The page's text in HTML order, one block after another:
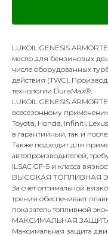
LUKOIL GENESIS
масло для бензиновых
числе оборудованных
действия (TWC).
технологии DuraMax®.
LUKOIL GENESIS
всесезонному
Toyota, Honda, Infiniti,
в гарантийный, так и
Также подходит для
автопроизводителей,
ILSAC GF-5 и класса
ВЫСОКАЯ ТОПЛИВНАЯ
За счёт оптимальной
трения обеспечивает
показатель топливной
МАКСИМАЛЬНАЯ
Максимальная защита